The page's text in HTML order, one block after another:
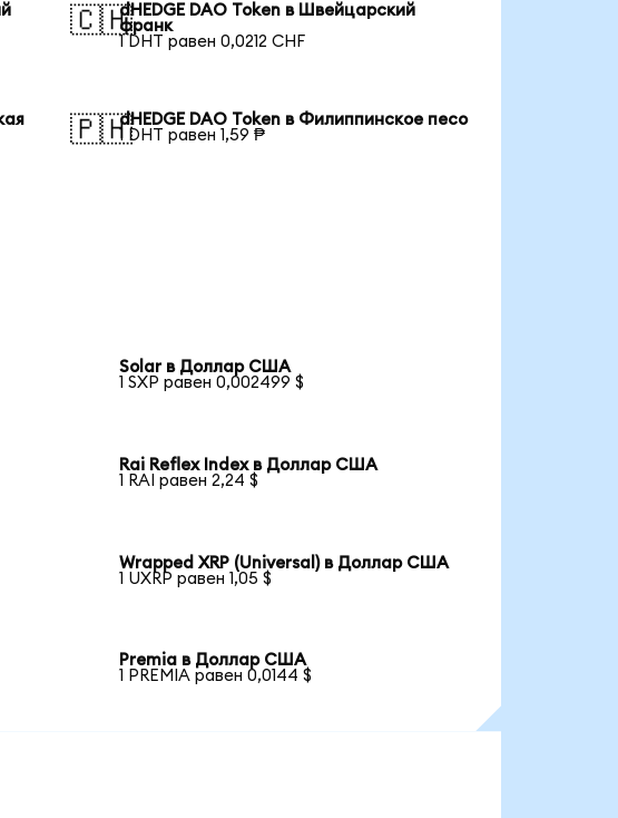
🇨🇭dHEDGE DAO Token в Швейцарский
франк
1 DHT равен 0,0212 CHF
🇵🇭dHEDGE DAO Token в Филиппинское песо
1 DHT равен 1,59 ₱
Solar в Доллар США
1 SXP равен 0,002499 $
Rai Reflex Index в Доллар США
1 RAI равен 2,24 $
Wrapped XRP (Universal) в Доллар США
1 UXRP равен 1,05 $
Premia в Доллар США
1 PREMIA равен 0,0144 $